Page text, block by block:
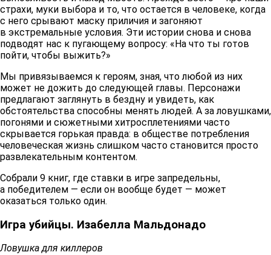
страхи, муки выбора и то, что остается в человеке, когда
с него срывают маску приличия и загоняют
в экстремальные условия. Эти истории снова и снова
подводят нас к пугающему вопросу: «На что ты готов
пойти, чтобы выжить?»
Мы привязываемся к героям, зная, что любой из них
может не дожить до следующей главы. Персонажи
предлагают заглянуть в бездну и увидеть, как
обстоятельства способны менять людей. А за ловушками,
погонями и сюжетными хитросплетениями часто
скрывается горькая правда: в обществе потребления
человеческая жизнь слишком часто становится просто
развлекательным контентом.
Собрали 9 книг, где ставки в игре запредельны,
а победителем — если он вообще будет — может
оказаться только один.
Игра убийцы. Изабелла Мальдонадо
Ловушка для киллеров